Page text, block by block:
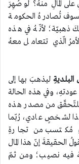
المالِ منهُ؟ لو صُهِرَ
تُصادرهُ الحكومة
ذهبيّة؛ لأنّهُ في هذه
الّذي تتعامل معهُ
ليذهبَ بها إلى
وفي هذه الحالة
للتّحقّق من مصدر هذه
لشخصٍ عادي، رُبّما
مُكتسب من تجارةِ
الحقيقةَ إنّ هذا المال
فيه نصيب؛ ومن ثمّ